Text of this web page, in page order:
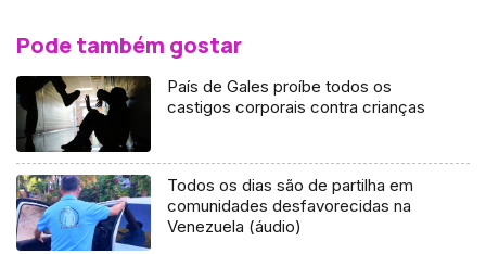
Pode também gostar
País de Gales proíbe todos os
castigos corporais contra crianças
Todos os dias são de partilha em
comunidades desfavorecidas na
Venezuela (áudio)